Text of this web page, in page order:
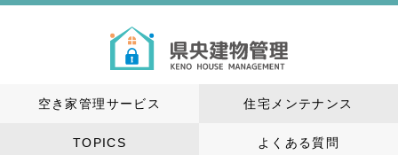
空き家管理サービス 住宅メンテナンス
TOPICS よくある質問